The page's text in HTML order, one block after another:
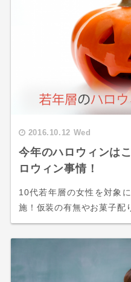
2016.10.12 Wed
今年のハロウィンは
ロウィン事情！
10代若年層の女性を対象
施！仮装の有無やお菓子配